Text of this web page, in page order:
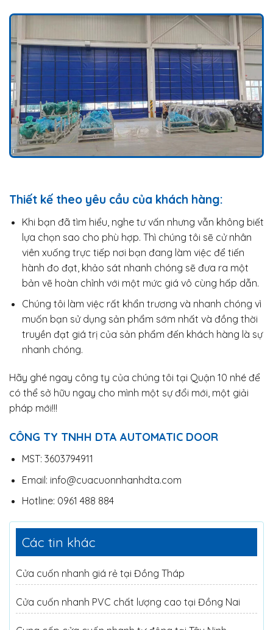
Thiết kế theo yêu cầu của khách hàng:
Khi bạn đã tìm hiểu, nghe tư vấn nhưng vẫn không biết
lựa chọn sao cho phù hợp. Thì chúng tôi sẽ cử nhân
viên xuống trực tiếp nơi bạn đang làm việc để tiến
hành đo đạt, khảo sát nhanh chóng sẽ đưa ra một
bản vẽ hoàn chỉnh với một mức giá vô cùng hấp dẫn.
Chúng tôi làm việc rất khẩn trương và nhanh chóng vì
muốn bạn sử dụng sản phẩm sớm nhất và đồng thời
truyền đạt giá trị của sản phẩm đến khách hàng là sự
nhanh chóng.
Hãy ghé ngay công ty của chúng tôi tại Quận 10 nhé để
có thể sở hữu ngay cho mình một sự đổi mới, một giải
pháp mới!!!
CÔNG TY TNHH DTA AUTOMATIC DOOR
MST: 3603794911
Email: info@cuacuonnhanhdta.com
Hotline: 0961 488 884
Các tin khác
Cửa cuốn nhanh giá rẻ tại Đồng Tháp
Cửa cuốn nhanh PVC chất lượng cao tại Đồng Nai